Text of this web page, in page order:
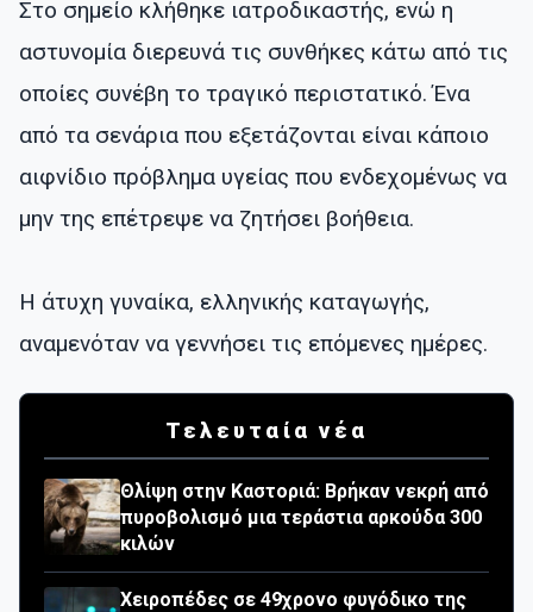
Στο σημείο κλήθηκε ιατροδικαστής, ενώ η
αστυνομία διερευνά τις συνθήκες κάτω από τις
οποίες συνέβη το τραγικό περιστατικό. Ένα
από τα σενάρια που εξετάζονται είναι κάποιο
αιφνίδιο πρόβλημα υγείας που ενδεχομένως να
μην της επέτρεψε να ζητήσει βοήθεια.
Η άτυχη γυναίκα, ελληνικής καταγωγής,
αναμενόταν να γεννήσει τις επόμενες ημέρες.
Τελευταία νέα
Θλίψη στην Καστοριά: Βρήκαν νεκρή από
πυροβολισμό μια τεράστια αρκούδα 300
κιλών
Χειροπέδες σε 49χρονο φυγόδικο της